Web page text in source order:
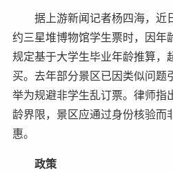
据上游新闻记者杨四海，近
约三星堆博物馆学生票时，因年
规定基于大学生毕业年龄推算，
买。去年部分景区已因类似问题
举为规避非学生乱订票。律师指
龄界限，景区应通过身份核验而
惠。
政策